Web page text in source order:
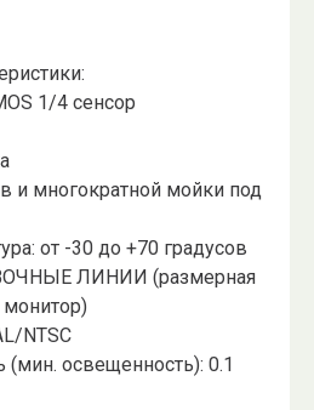
1/4 сенсор
и многократной мойки под
от -30 до +70 градусов
ЛИНИИ (размерная
монитор)
NTSC
(мин. освещенность): 0.1